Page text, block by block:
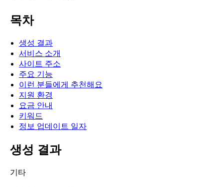
목차
생성 결과
서비스 소개
사이트 주소
주요 기능
이런 분들에게 추천해요
지원 환경
요금 안내
키워드
정보 업데이트 일자
생성 결과
기타